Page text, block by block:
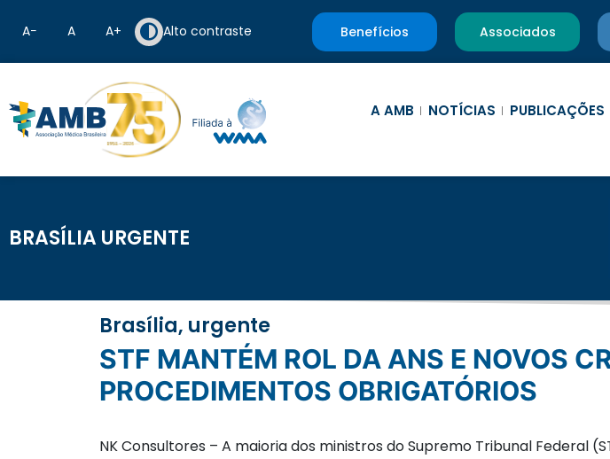
A− A A+ Alto contraste Benefícios Associados
A AMB NOTÍCIAS PUBLICAÇÕES
BRASÍLIA URGENTE
Brasília, urgente
STF MANTÉM ROL DA ANS E NOVOS CRITÉRIOS PARA ATUALIZAÇÃO DE
PROCEDIMENTOS OBRIGATÓRIOS
NK Consultores – A maioria dos ministros do Supremo Tribunal Federal